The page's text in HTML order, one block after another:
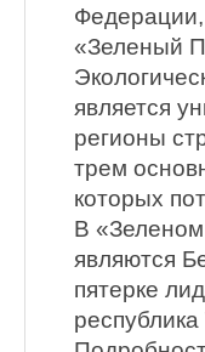
Федерации,
«Зеленый
является
регионы
трем
которых
В
являются
пятерке